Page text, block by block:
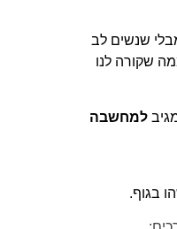
שנשים לב
שקורה לנו
למחשבה
בגוף.